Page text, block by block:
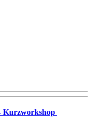
Kurzworkshop